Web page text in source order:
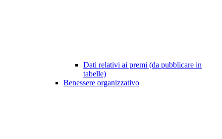
Dati relativi ai premi (da pubblicare in
tabelle)
Benessere organizzativo